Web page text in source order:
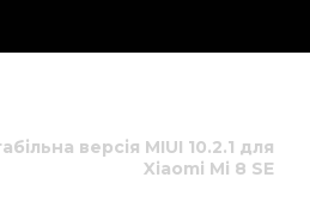
версія MIUI 10.2.1 для
Xiaomi Mi 8 SE